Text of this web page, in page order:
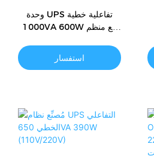
وحدة UPS تفاعلية خطية
1000VA 600W مع منظم
استفسار